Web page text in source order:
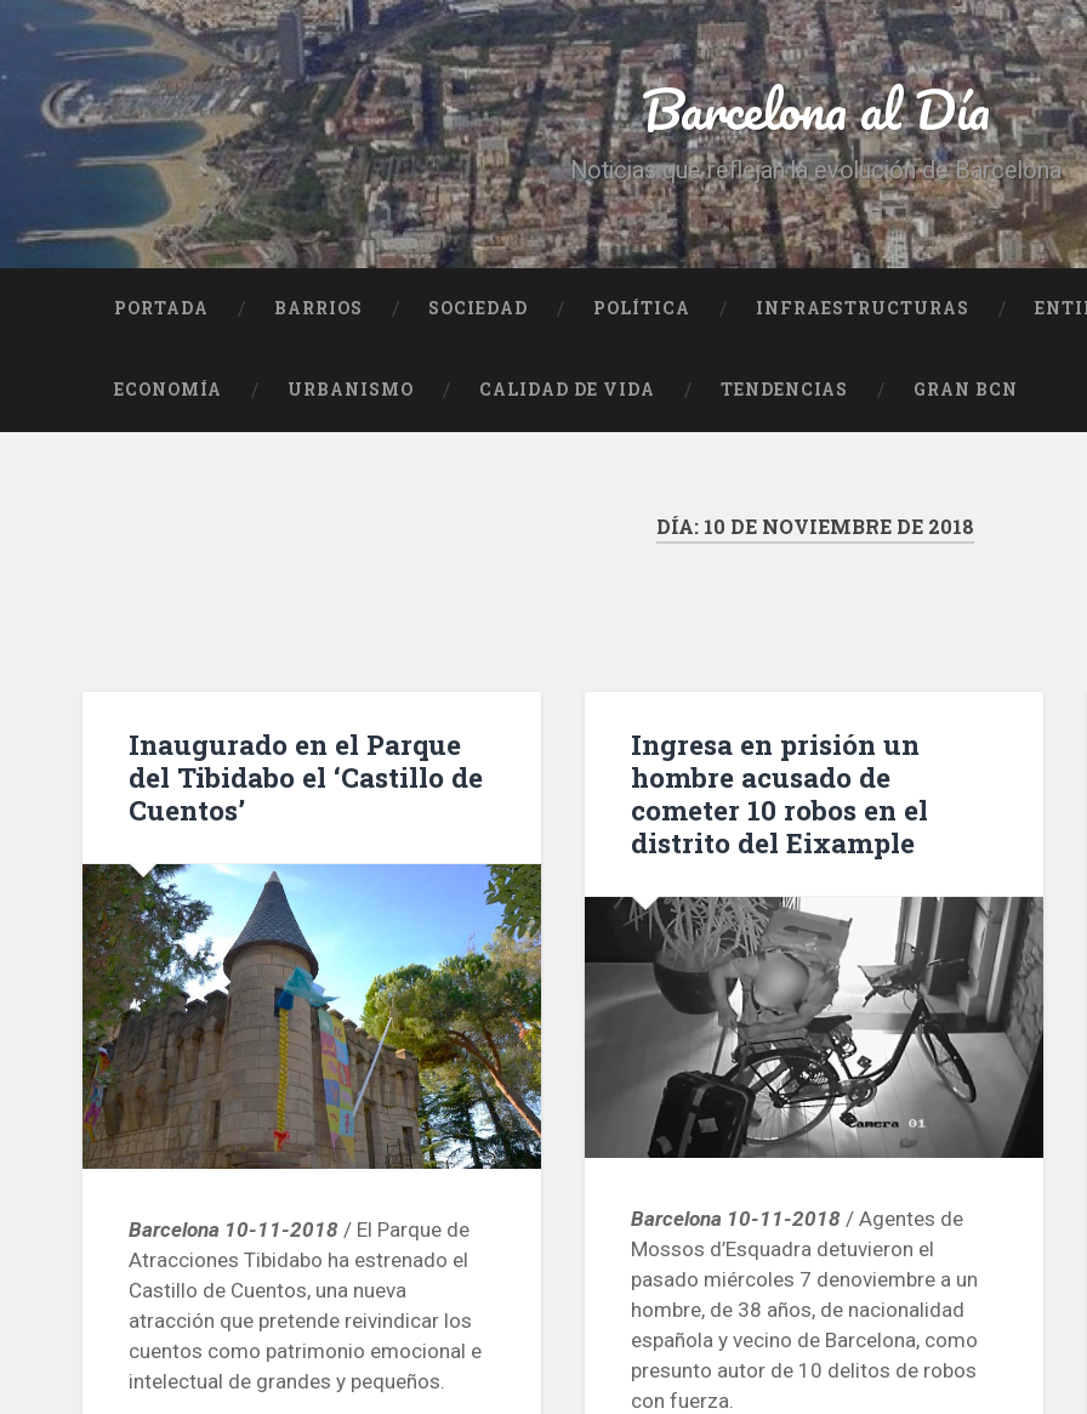
contenido
Buscar
Barcelona al Día
Noticias que reflejan la evolución de Barcelona
PORTADA BARRIOS SOCIEDAD POLÍTICA INFRAESTRUCTURAS
ECONOMÍA URBANISMO CALIDAD DE VIDA TENDENCIAS GRAN BCN
DÍA: 10 DE NOVIEMBRE DE 2018
Inaugurado en el Parque
del Tibidabo el ‘Castillo de
Cuentos’
Barcelona 10-11-2018 / El Parque de
Atracciones Tibidabo ha estrenado el
Castillo de Cuentos, una nueva
atracción que pretende reivindicar los
cuentos como patrimonio emocional e
intelectual de grandes y pequeños.
Ingresa en prisión un
hombre acusado de
cometer 10 robos en el
distrito del Eixample
Barcelona 10-11-2018 / Agentes de
Mossos d’Esquadra detuvieron el
pasado miércoles 7 denoviembre a un
hombre, de 38 años, de nacionalidad
española y vecino de Barcelona, ​​como
presunto autor de 10 delitos de robos
con fuerza.